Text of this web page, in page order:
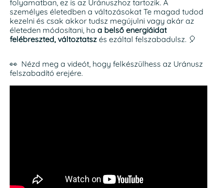
folyamatban, ez is az Uránuszhoz tartozik. A
személyes életedben a változásokat Te magad tudod
kezelni és csak akkor tudsz megújulni vagy akár az
életeden módosítani, ha a belső energiáidat
felébreszted, változtatsz és ezáltal felszabadulsz. 🎈
👀 Nézd meg a videót, hogy felkészülhess az Uránusz
felszabadító erejére.